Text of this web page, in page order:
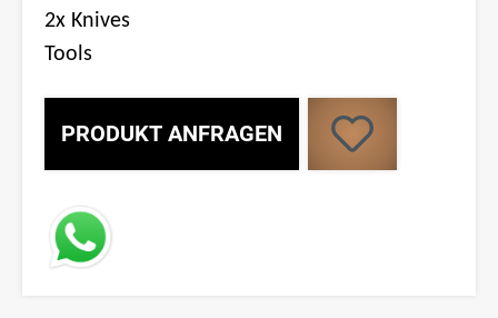
2x Knives
Tools
PRODUKT ANFRAGEN